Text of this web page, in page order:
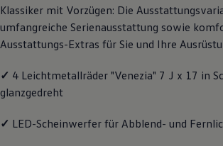
Handy und Fahrzeug
Updates für Software,
Über Ihr Auto
Vorgängermodelle
Volkswagen
Digitale Betriebsanleitung
Live Beratung
Klassiker mit Vorzügen: Die
umfangreiche Serienausstattung sowie
Ausstattungs-Extras für Sie und Ihre
✓ 4 Leichtmetallräder "Venezia" 7 J x 17 in
glanzgedreht
✓ LED-Scheinwerfer für Abblend- und